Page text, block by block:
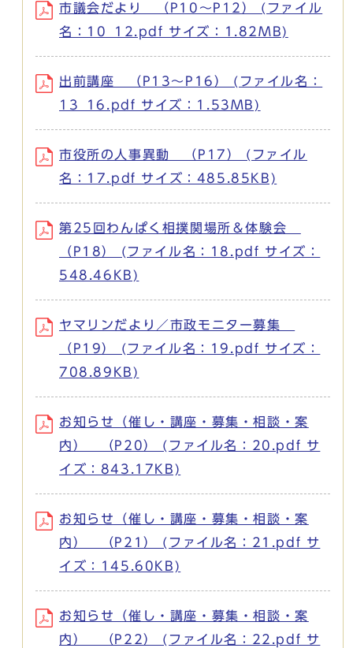
市議会だより （P10～P12） (ファイル
名：10_12.pdf サイズ：1.82MB)
出前講座 （P13～P16） (ファイル名：
13_16.pdf サイズ：1.53MB)
市役所の人事異動 （P17） (ファイル
名：17.pdf サイズ：485.85KB)
第25回わんぱく相撲関場所＆体験会
（P18） (ファイル名：18.pdf サイズ：
548.46KB)
ヤマリンだより／市政モニター募集
（P19） (ファイル名：19.pdf サイズ：
708.89KB)
お知らせ（催し・講座・募集・相談・案
内） （P20） (ファイル名：20.pdf サ
イズ：843.17KB)
お知らせ（催し・講座・募集・相談・案
内） （P21） (ファイル名：21.pdf サ
イズ：145.60KB)
お知らせ（催し・講座・募集・相談・案
内） （P22） (ファイル名：22.pdf サ